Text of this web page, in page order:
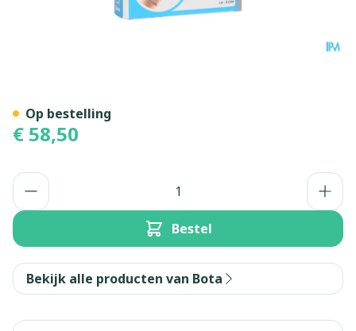
€ 58,50
Aantal
Bestel
Op bestelling
Bekijk alle producten van Bota